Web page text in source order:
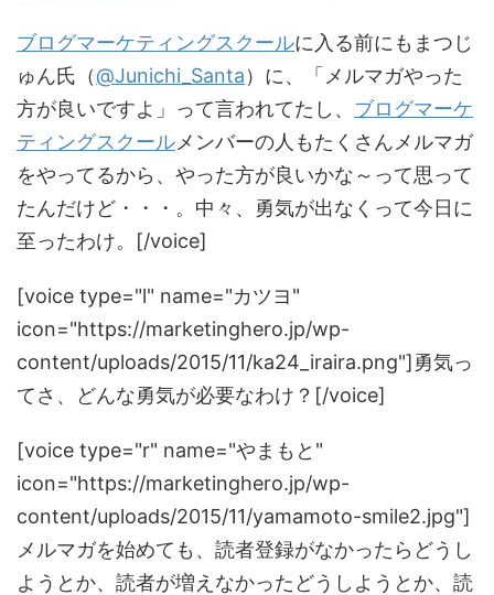
ブログマーケティングスクールに入る前にもまつじ
ゅん氏（@Junichi_Santa）に、「メルマガやった
方が良いですよ」って言われてたし、 ブログマーケ
ティングスクールメンバーの人もたくさんメルマガ
をやってるから、やった方が良いかな～って思って
たんだけど・・・。中々、勇気が出なくって今日に
至ったわけ。[/voice]
[voice type="l" name="カツヨ"
icon="https://marketinghero.jp/wp-
content/uploads/2015/11/ka24_iraira.png"]勇気っ
てさ、どんな勇気が必要なわけ？[/voice]
[voice type="r" name="やまもと"
icon="https://marketinghero.jp/wp-
content/uploads/2015/11/yamamoto-smile2.jpg"]
メルマガを始めても、読者登録がなかったらどうし
ようとか、読者が増えなかったどうしようとか、読